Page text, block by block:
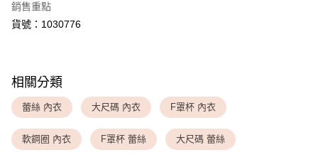
全家取貨付款
每筆NT$80，滿NT$1,500(含以上)免運費
<無合作配送請勿選取>萊爾富取貨付款
<無合作配送請勿選取>付款後萊爾富取貨
銷售重點
貨號：1030776
相關分類
蕾絲 內衣 大尺碼 內衣 F罩杯 內衣
軟鋼圈 內衣 F罩杯 蕾絲 大尺碼 蕾絲